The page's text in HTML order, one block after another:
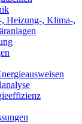
Heizung-, Klima-,